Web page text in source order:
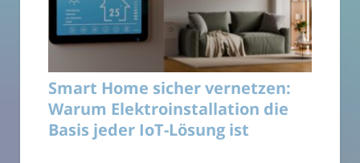
Smart Home sicher vernetzen:
Warum Elektroinstallation die
Basis jeder IoT-Lösung ist